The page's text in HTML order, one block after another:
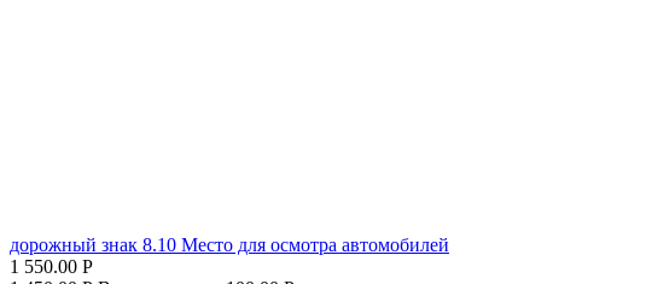
дорожный знак 8.10 Место для осмотра автомобилей
1 550.00 Р